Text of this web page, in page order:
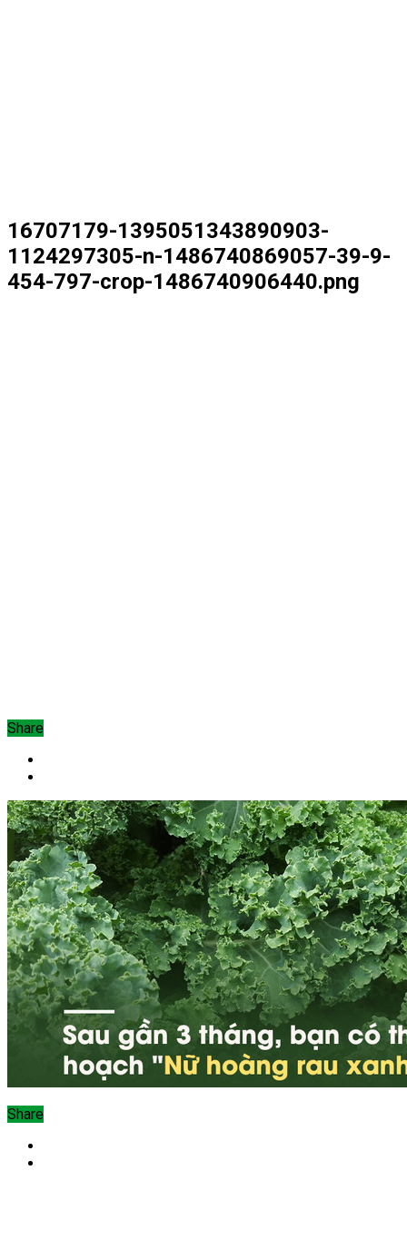
16707179-1395051343890903-
1124297305-n-1486740869057-39-9-
454-797-crop-1486740906440.png
Share
Share